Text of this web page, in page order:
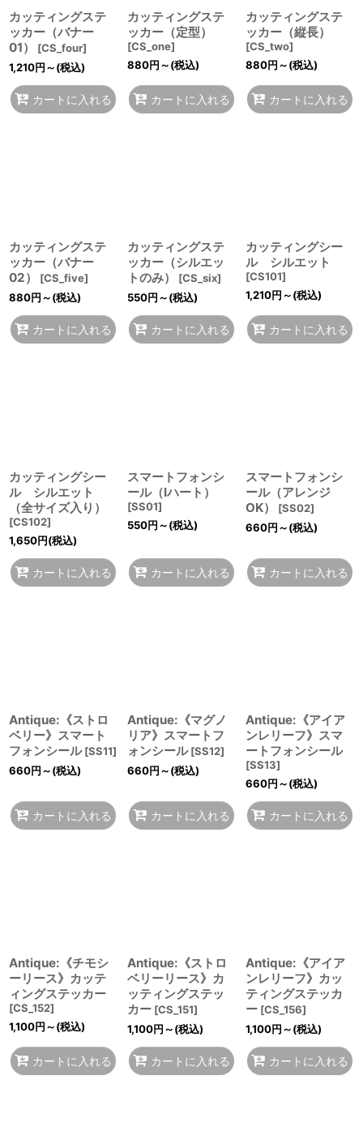
カッティングステ
ッカー（バナー
01）
[CS_four]
1,210円～(税込)
カートに入れる
カッティングステ
ッカー（定型）
[CS_one]
880円～(税込)
カートに入れる
カッティングステ
ッカー（縦長）
[CS_two]
880円～(税込)
カートに入れる
カッティングステ
ッカー（バナー
02）
[CS_five]
880円～(税込)
カートに入れる
カッティングステ
ッカー（シルエッ
トのみ）
[CS_six]
550円～(税込)
カートに入れる
カッティングシー
ル シルエット
[CS101]
1,210円～(税込)
カートに入れる
カッティングシー
ル シルエット
（全サイズ入り）
[CS102]
1,650円(税込)
カートに入れる
スマートフォンシ
ール（Iハート）
[SS01]
550円～(税込)
カートに入れる
スマートフォンシ
ール（アレンジ
OK）
[SS02]
660円～(税込)
カートに入れる
Antique:《ストロ
ベリー》スマート
フォンシール [SS11]
660円～(税込)
カートに入れる
Antique:《マグノ
リア》スマートフ
ォンシール [SS12]
660円～(税込)
カートに入れる
Antique:《アイア
ンレリーフ》スマ
ートフォンシール
[SS13]
660円～(税込)
カートに入れる
Antique:《チモシ
ーリース》カッテ
ィングステッカー
[CS_152]
1,100円～(税込)
カートに入れる
Antique:《ストロ
ベリーリース》カ
ッティングステッ
カー [CS_151]
1,100円～(税込)
カートに入れる
Antique:《アイア
ンレリーフ》カッ
ティングステッカ
ー [CS_156]
1,100円～(税込)
カートに入れる